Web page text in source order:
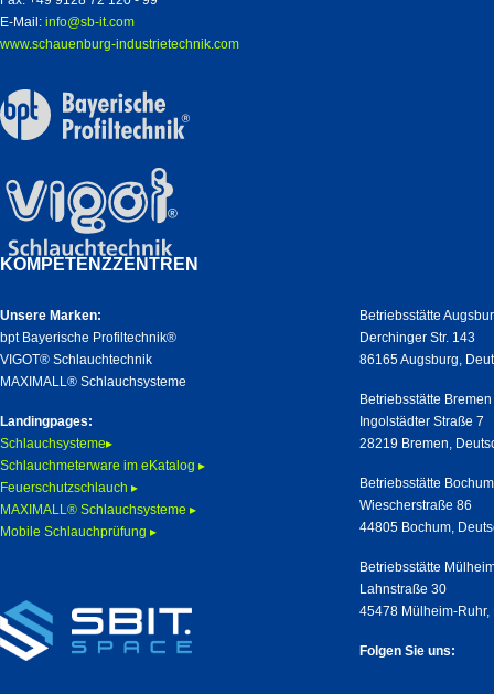
E-Mail: info@sb-it.com
www.schauenburg-industrietechnik.com
KOMPETENZZENTREN
Unsere Marken:
bpt Bayerische Profiltechnik®
VIGOT® Schlauchtechnik
MAXIMALL® Schlauchsysteme
Landingpages:
Schlauchsysteme▸
Schlauchmeterware im eKatalog ▸
Feuerschutzschlauch ▸
MAXIMALL® Schlauchsysteme ▸
Mobile Schlauchprüfung ▸
Betriebsstätte
Derchinger Str. 143
86165 Augsburg,
Betriebsstätte Bremen
Ingolstädter Straße 7
28219 Bremen,
Betriebsstätte Bochum
Wiescherstraße 86
44805 Bochum,
Betriebsstätte
Lahnstraße 30
45478 Mülheim-
Folgen Sie uns: